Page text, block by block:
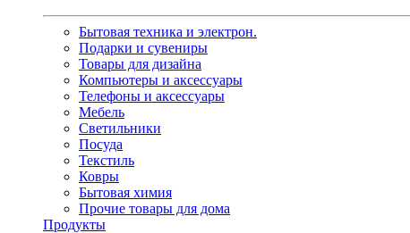
Бытовая техника и электрон.
Подарки и сувениры
Товары для дизайна
Компьютеры и аксессуары
Телефоны и аксессуары
Мебель
Светильники
Посуда
Текстиль
Ковры
Бытовая химия
Прочие товары для дома
Продукты